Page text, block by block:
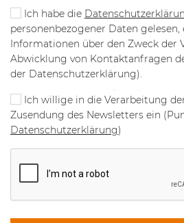
Ich habe die
personenbezogener Daten
Informationen über den Zweck der
Abwicklung von Kontaktanfragen
der Datenschutzerklärung).
Ich willige in die Verarbeitung
Zusendung des Newsletters ein
Datenschutzerklärung)